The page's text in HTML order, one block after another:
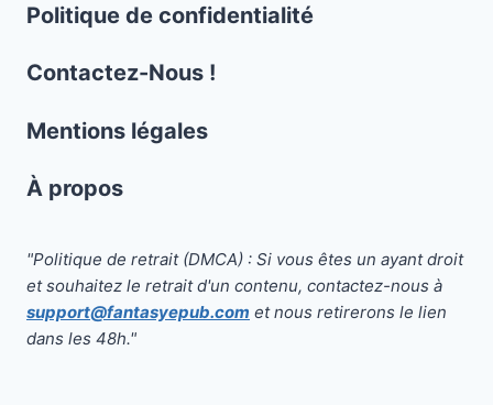
Politique de confidentialité
Contactez-Nous !
Mentions légales
À propos
"Politique de retrait (DMCA) : Si vous êtes un ayant droit
et souhaitez le retrait d'un contenu, contactez-nous à
support@fantasyepub.com et nous retirerons le lien
dans les 48h."